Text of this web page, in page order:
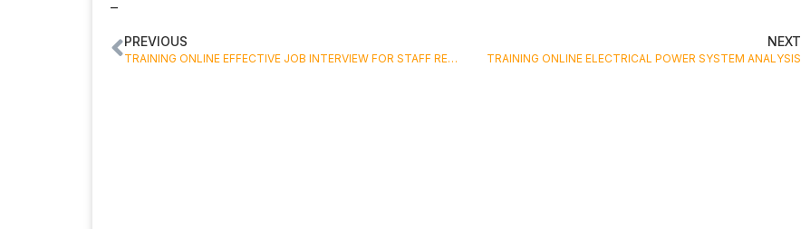
–
PREVIOUS
TRAINING ONLINE EFFECTIVE JOB INTERVIEW FOR STAFF RECRUITING OR CAREER PATH
NEXT
TRAINING ONLINE ELECTRICAL POWER SYSTEM ANALYSIS